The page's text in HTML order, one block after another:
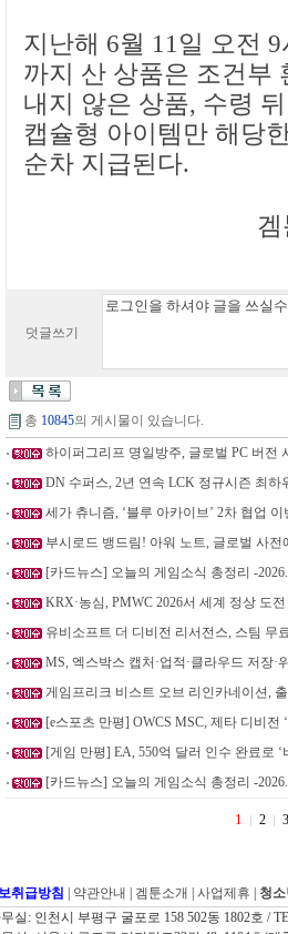
지난해 6월 11일 오전
까지 산 상품은 조건부
내지 않은 상품, 수령
캡슐형 아이템만 해당
순차 지급된다.
덧글쓰기
총 10845의 게시물이 있습니다.
하이퍼그리프 명일방주, 글로벌 PC 버전
DN 수퍼스, 2년 연속 LCK 정규시즌 최하
세가 츄니즘, ‘블루 아카이브’ 2차 협업
부시로드 뱅드림! 아워 노트, 글로벌 사전
[카드뉴스] 오늘의 게임소식 총정리 -
KRX·농심, PMWC 2026서 세계 정상 도전
유비소프트 더 디비전 리서전스, 스팀 무
MS, 엑스박스 캡처·업적·클라우드 저장·
게임프리크 비스트 오브 리인카네이션,
[e스포츠 만평] OWCS MSC, 제타 디비전
[게임 만평] EA, 550억 달러 인수 완료로 ‘
[카드뉴스] 오늘의 게임소식 총정리 -
1 2 3
취급방침 약관안내 겜툰소개 사업제휴
청
실: 인천시 부평구 굴포로 158 502동 1802호 /